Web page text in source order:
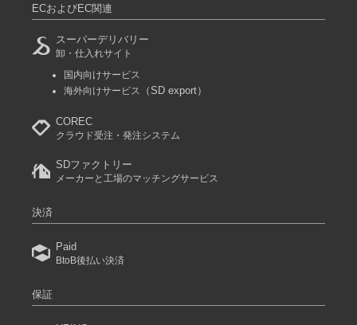
ECおよびEC関連
スーパーデリバリー
卸・仕入れサイト
国内向けサービス
海外向けサービス
（SD export）
COREC
クラウド受注・発注システム
SDファクトリー
メーカーと工場のマッチングサービス
決済
Paid
BtoB後払い決済
保証